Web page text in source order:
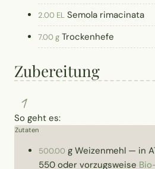
2.00 EL Semola rimacinata
7.00 g Trockenhefe
Zubereitung
1
So geht es:
Zutaten
500.00 g Weizenmehl — in
550 oder vorzugsweise